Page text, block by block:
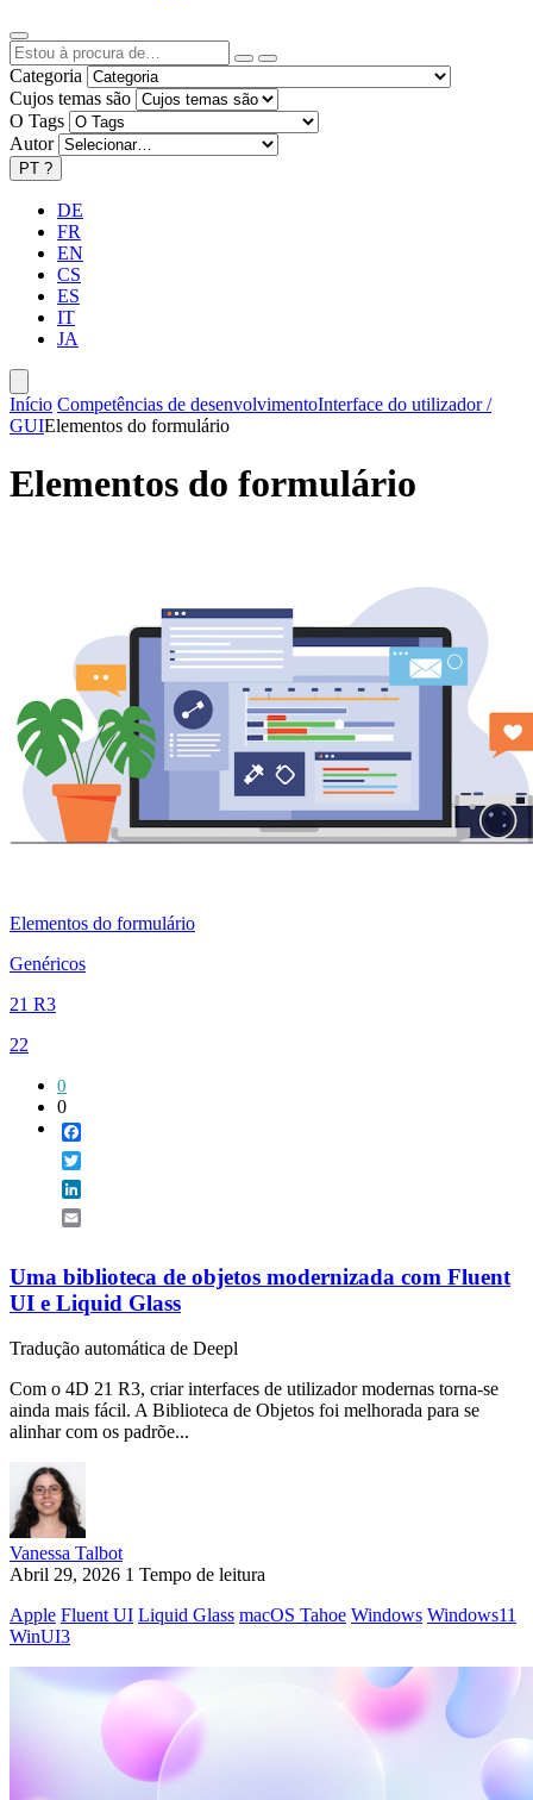
Categoria
Cujos temas são
O Tags
Autor
PT ?
DE
FR
EN
CS
ES
IT
JA
Início Competências de desenvolvimentoInterface do utilizador /
GUIElementos do formulário
Elementos do formulário
Elementos do formulário
Genéricos
21 R3
22
0
0
Uma biblioteca de objetos modernizada com Fluent
UI e Liquid Glass
Tradução automática de Deepl
Com o 4D 21 R3, criar interfaces de utilizador modernas torna-se
ainda mais fácil. A Biblioteca de Objetos foi melhorada para se
alinhar com os padrõe...
Vanessa Talbot
Abril 29, 2026 1 Tempo de leitura
Apple Fluent UI Liquid Glass macOS Tahoe Windows Windows11
WinUI3